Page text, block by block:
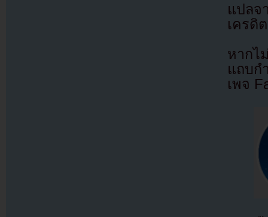
แปล
เครดิ
หากไ
แถบก
เพจ